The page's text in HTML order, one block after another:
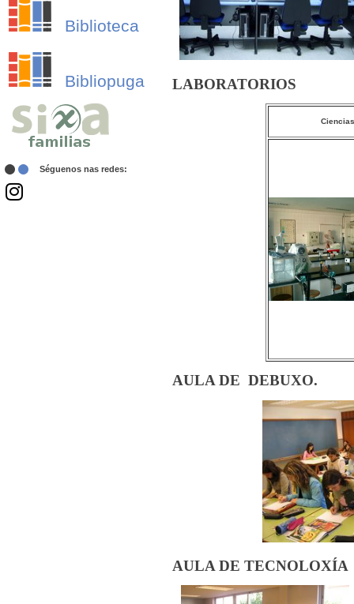
Biblioteca
Bibliopuga
Séguenos nas redes:
LABORATORIOS
Ciencias
AULA DE DEBUXO.
AULA DE TECNOLOXÍA